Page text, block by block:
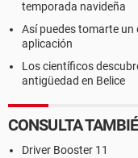
temporada navideña
Así puedes tomarte un
aplicación
Los científicos
antigüedad en Belice
CONSULTA
Driver Booster 11